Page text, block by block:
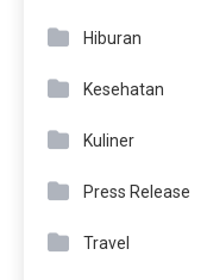
Hiburan
Kesehatan
Kuliner
Press Release
Travel